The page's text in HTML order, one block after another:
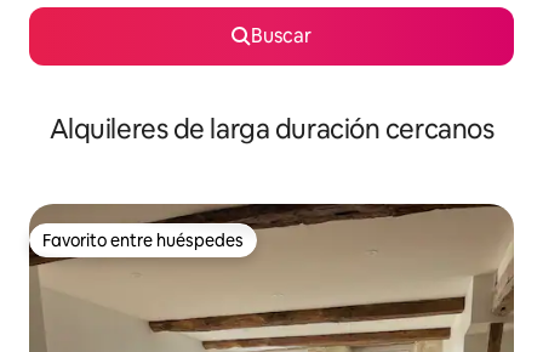
Buscar
Alquileres de larga duración cercanos
Favorito entre huéspedes
Favorito entre huéspedes